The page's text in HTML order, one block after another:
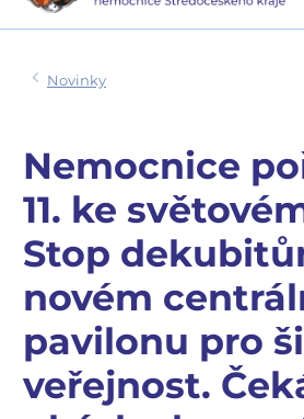
Novinky
Nemocnice
11. ke
Stop
novém
pavilonu pro
veřejnost.